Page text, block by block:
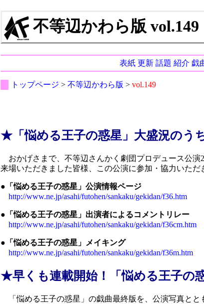
不等辺かわら版 vol.149
表紙 更新 話題 紹介 戯
トップページ > 不等辺かわら版 > vol.149
★「悩める王子の惑星」大盛況のう
おかげさまで、不等辺さんかく劇団プロデュース公演
来場いただきました皆様、この公演に参加・協力いただ
●「悩める王子の惑星」公演情報ページ
http://www.ne.jp/asahi/futohen/sankaku/gekidan/f36.htm
●「悩める王子の惑星」出演者によるコメントリレー
http://www.ne.jp/asahi/futohen/sankaku/gekidan/f36cm.htm
●「悩める王子の惑星」メイキング
http://www.ne.jp/asahi/futohen/sankaku/gekidan/f36m.htm
★早くも連載開始！「悩める王子の
「悩める王子の惑星」の戯曲最終版を、公演写真とと